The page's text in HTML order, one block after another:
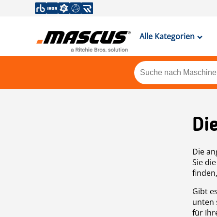
Alle Kategorien
Die
Sie
Gibt
unten
für